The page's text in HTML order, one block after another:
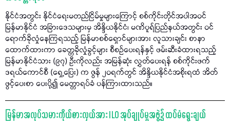
နိုင်ငံအတွင်း နိုင်ငံရေးမတည်ငြိမ်မှုများကြောင့် စစ်ကိုင်းတိုင်အပါအဝင်
မြန်မာနိုင်ငံ အခြားဒေသများမှ အိန္ဒိယနိုင်ငံ၊ မဏိပူရ်ပြည်နယ်အတွင်း ဝင်
ရောက်ခိုလှုံနေကြရသည့် မြန်မာစစ်ရှောင်များအား လူသားချင်း စာနာ
ထောက်ထားကာ ခေတ္တခိုလှုံခွင့်များ စီစဉ်ပေးရန်နှင့် ဖမ်းဆီးခံထားရသည့်
မြန်မာနိုင်ငံသား (၉၇) ဦးကိုလည်း အမြန်ဆုံး လွှတ်ပေးရန် စစ်ကိုင်းဖက်
ဒရယ်ကောင်စီ (ရှေ့ပြေး) က ဇွန် ၂၀ရက်တွင် အိန္ဒိယနိုင်ငံအစိုးရထံ အိတ်
ဖွင့်ပေးစာ ပေးပို့၍ မေတ္တာရပ်ခံ ပန်ကြားထားသည်။
မြန်မာအလုပ်သမားကိုယ်စားလှယ်အား ILO အုပ်ချုပ်မှုအဖွဲ့၌ ထပ်မံရွေးချယ်